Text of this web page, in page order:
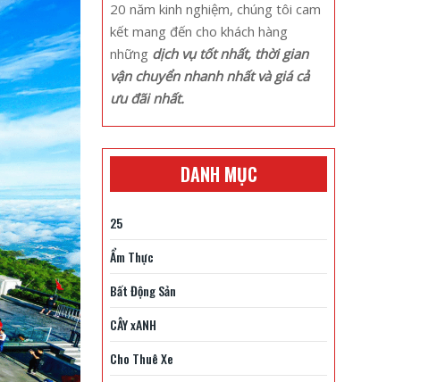
20 năm kinh nghiệm, chúng tôi cam
kết mang đến cho khách hàng
những dịch vụ tốt nhất, thời gian
vận chuyển nhanh nhất và giá cả
ưu đãi nhất.
DANH MỤC
25
Ẩm Thực
Bất Động Sản
CÂY xANH
Cho Thuê Xe